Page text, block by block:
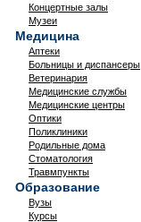
Концертные залы
Музеи
Медицина
Аптеки
Больницы и диспансеры
Ветеринария
Медицинские службы
Медицинские центры
Оптики
Поликлиники
Родильные дома
Стоматология
Травмпункты
Образование
Вузы
Курсы